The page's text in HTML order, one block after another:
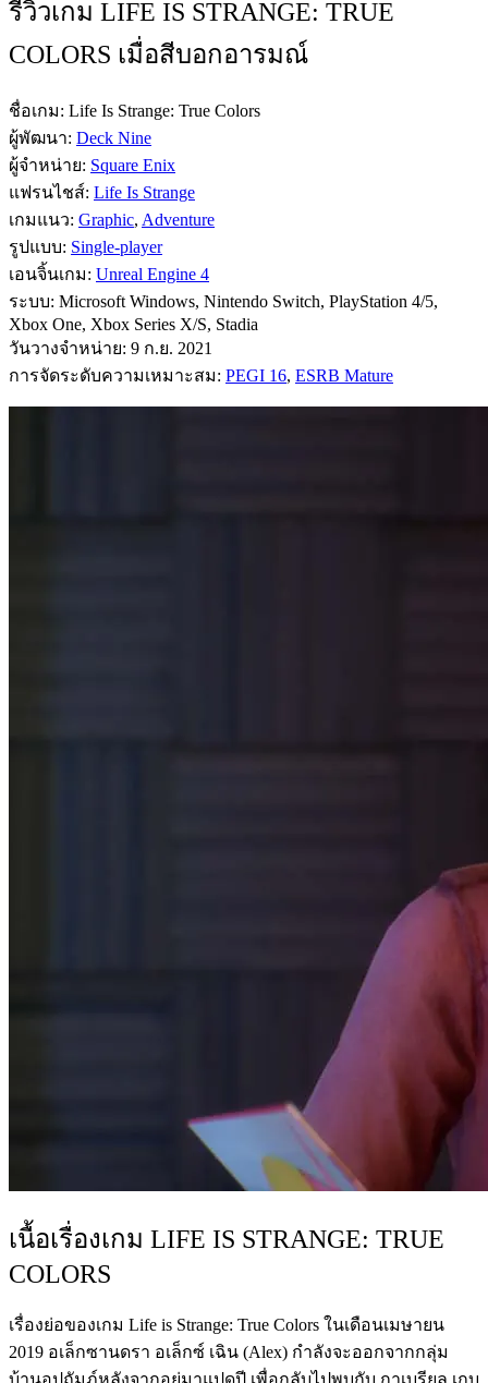
รีวิวเกม LIFE IS STRANGE: TRUE
COLORS เมื่อสีบอกอารมณ์
ชื่อเกม: Life Is Strange: True Colors
ผู้พัฒนา: Deck Nine
ผู้จำหน่าย: Square Enix
แฟรนไชส์: Life Is Strange
เกมแนว: Graphic, Adventure
รูปแบบ: Single-player
เอนจิ้นเกม: Unreal Engine 4
ระบบ: Microsoft Windows, Nintendo Switch, PlayStation 4/5,
Xbox One, Xbox Series X/S, Stadia
วันวางจำหน่าย: 9 ก.ย. 2021
การจัดระดับความเหมาะสม: PEGI 16, ESRB Mature
เนื้อเรื่องเกม LIFE IS STRANGE: TRUE
COLORS
เรื่องย่อของเกม Life is Strange: True Colors ในเดือนเมษายน
2019 อเล็กซานดรา อเล็กซ์ เฉิน (Alex) กำลังจะออกจากกลุ่ม
บ้านอุปถัมภ์หลังจากอยู่มาแปดปี เพื่อกลับไปพบกับ กาเบรียล เกบ